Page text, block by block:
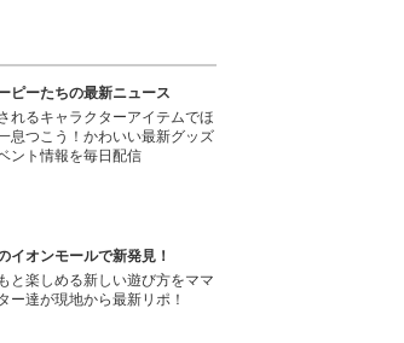
ピーたちの最新ニュース
れるキャラクターアイテムでほ
息つこう！かわいい最新グッズ
ント情報を毎日配信
イオンモールで新発見！
と楽しめる新しい遊び方をママ
ー達が現地から最新リポ！